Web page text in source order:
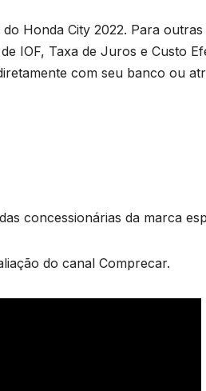
Honda City 2022. Para
IOF, Taxa de Juros e Custo
com seu banco ou
concessionárias da marca
do canal Comprecar.